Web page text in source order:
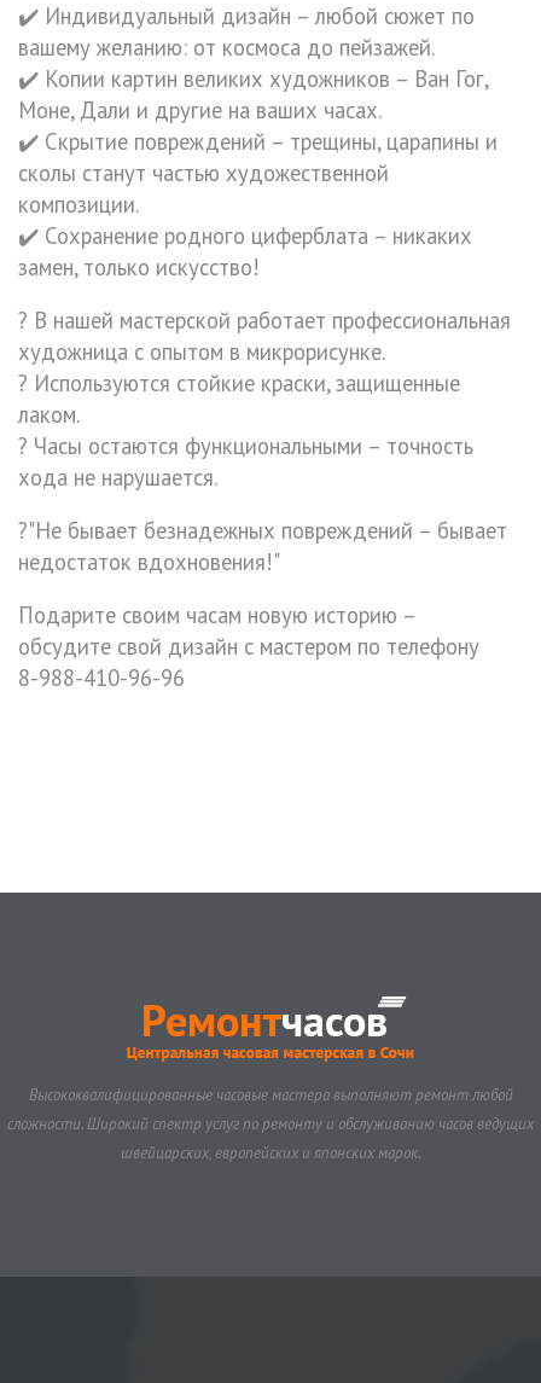
✔️ Индивидуальный дизайн – любой сюжет по
вашему желанию: от космоса до пейзажей.
✔️ Копии картин великих художников – Ван Гог,
Моне, Дали и другие на ваших часах.
✔️ Скрытие повреждений – трещины, царапины и
сколы станут частью художественной
композиции.
✔️ Сохранение родного циферблата – никаких
замен, только искусство!
? В нашей мастерской работает профессиональная
художница с опытом в микрорисунке.
? Используются стойкие краски, защищенные
лаком.
? Часы остаются функциональными – точность
хода не нарушается.
?"Не бывает безнадежных повреждений – бывает
недостаток вдохновения!"
Подарите своим часам новую историю –
обсудите свой дизайн с мастером по телефону
8-988-410-96-96
Высококвалифицированные часовые мастера выполняют ремонт любой
сложности. Широкий спектр услуг по ремонту и обслуживанию часов ведущих
швейцарских, европейских и японских марок.